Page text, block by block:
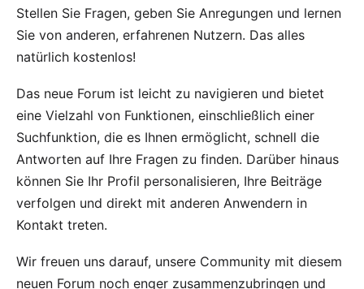
Stellen Sie Fragen, geben Sie Anregungen und lernen
Sie von anderen, erfahrenen Nutzern. Das alles
natürlich kostenlos!
Das neue Forum ist leicht zu navigieren und bietet
eine Vielzahl von Funktionen, einschließlich einer
Suchfunktion, die es Ihnen ermöglicht, schnell die
Antworten auf Ihre Fragen zu finden. Darüber hinaus
können Sie Ihr Profil personalisieren, Ihre Beiträge
verfolgen und direkt mit anderen Anwendern in
Kontakt treten.
Wir freuen uns darauf, unsere Community mit diesem
neuen Forum noch enger zusammenzubringen und